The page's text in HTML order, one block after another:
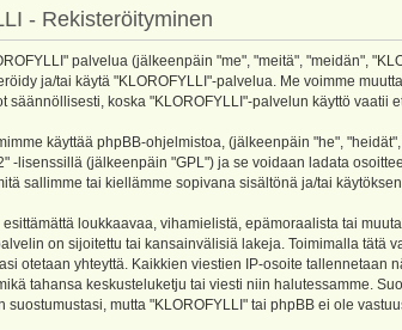
- Rekisteröityminen
palvelua (jälkeenpäin "me", "meitä", "meidän",
ja/tai käytä "KLOROFYLLI"-palvelua. Me voimme
säännöllisesti, koska "KLOROFYLLI"-palvelun käyttö vaatii
käyttää phpBB-ohjelmistoa, (jälkeenpäin "he",
" -lisenssillä (jälkeenpäin "GPL") ja se voidaan ladata
sallimme tai kiellämme sopivana sisältönä ja/tai
loukkaavaa, vihamielistä, epämoraalista tai
on sijoitettu tai kansainvälisiä lakeja. Toimimalla tätä
otetaan yhteyttä. Kaikkien viestien IP-osoite tallennetaan
tahansa keskusteluketju tai viesti niin halutessamme.
suostumustasi, mutta "KLOROFYLLI" tai phpBB ei ole